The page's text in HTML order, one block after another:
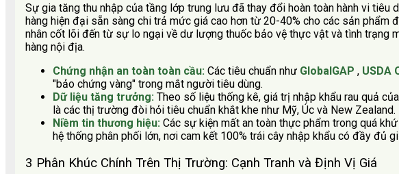
Sự gia tăng thu nhập của tầng lớp trung lưu đã thay đổi hoàn toàn hành vi tiêu
hàng hiện đại sẵn sàng chi trả mức giá cao hơn từ 20-40% cho các sản phẩm
nhân cốt lõi đến từ sự lo ngại về dư lượng thuốc bảo vệ thực vật và tình trạng
hàng nội địa.
Chứng nhận an toàn toàn cầu: Các tiêu chuẩn như GlobalGAP , USDA
"bảo chứng vàng" trong mắt người tiêu dùng.
Dữ liệu tăng trưởng: Theo số liệu thống kê, giá trị nhập khẩu rau quả
là các thị trường đòi hỏi tiêu chuẩn khắt khe như Mỹ, Úc và New Zealand.
Niềm tin thương hiệu: Các sự kiện mất an toàn thực phẩm trong quá
hệ thống phân phối lớn, nơi cam kết 100% trái cây nhập khẩu có đầy đủ
3 Phân Khúc Chính Trên Thị Trường: Cạnh Tranh và Định Vị Giá